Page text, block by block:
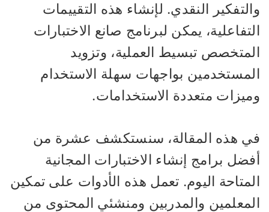
النقدي. لإنشاء هذه التقييمات
يمكن لبرنامج صانع الاختبارات
تبسيط العملية، وتزويد
بواجهات سهلة الاستخدام
متعددة الاستخدامات.
هذه المقالة، سنستكشف عشرة من
برامج إنشاء الاختبارات المجانية
اليوم. تعمل هذه الأدوات على تمكين
والمدربين ومنشئي المحتوى من